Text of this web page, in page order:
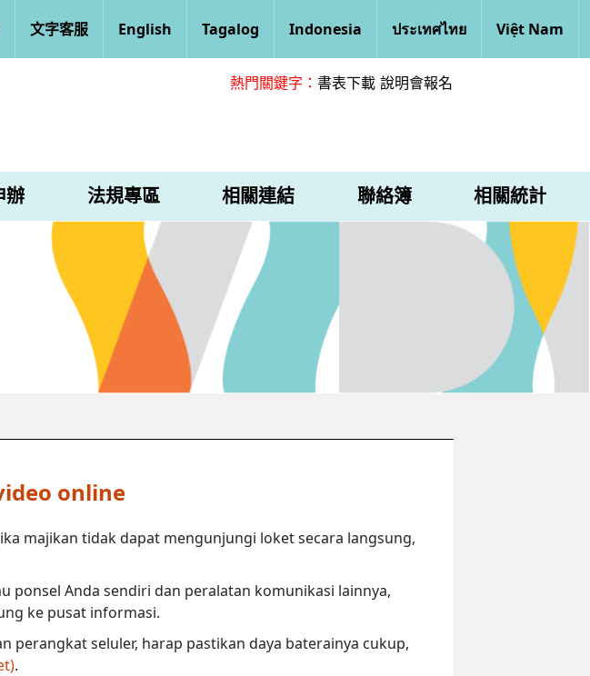
文字客服 English Tagalog Indonesia ประเทศไทย Việt Nam
熱門關鍵字： 書表下載 說明會報名
辦 法規專區 相關連結 聯絡簿 相關統計
online
majikan tidak dapat mengunjungi loket secara langsung,
ponsel Anda sendiri dan peralatan komunikasi lainnya,
ke pusat informasi.
seluler, harap pastikan daya baterainya cukup,
.